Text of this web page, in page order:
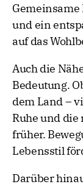
und ein
auf das
Auch die
Bedeutung.
dem Land –
Ruhe und
früher.
Lebensstil
Darüber